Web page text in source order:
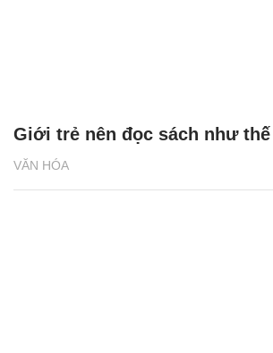
VĂN HÓA
Giới trẻ nên đọc sách như thế